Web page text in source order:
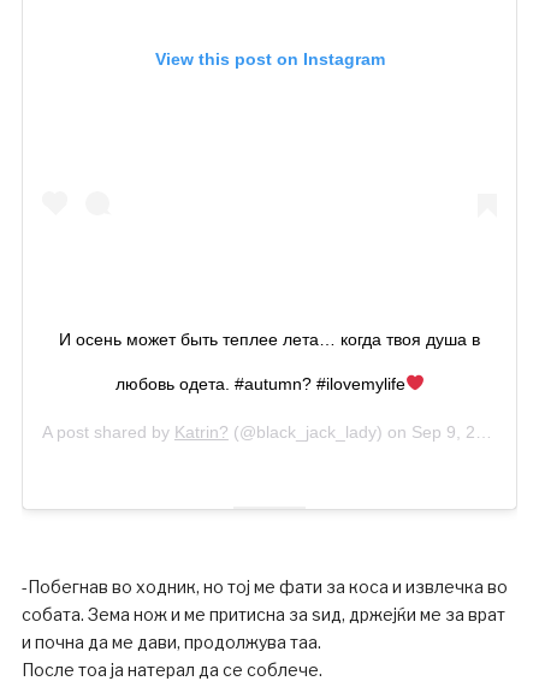
View this post on Instagram
И oсень может быть теплее лета… когда твоя душа в
любовь одета. #autumn? #ilovemylife
A post shared by Katrin? (@black_jack_lady) on Sep 9, 2018 at 11:00pm PDT
-Побегнав во ходник, но тој ме фати за коса и извлечка во
собата. Зема нож и ме притисна за ѕид, држејќи ме за врат
и почна да ме дави, продолжува таа.
После тоа ја натерал да се соблече.